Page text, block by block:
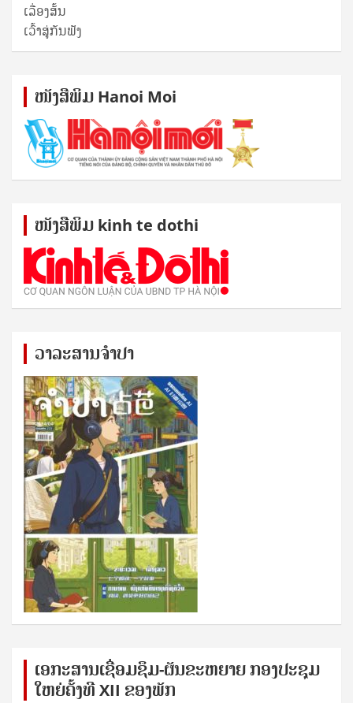
ເລື່ອງສັ້ນ
ເວົ້າສູ່ກັນຟັງ
ໜັງ​ສື​ພິມ Hanoi Moi
ໜັງ​ສື​ພິມ kinh te dothi
ວາລະສານຈຳປາ
ເອກ​ະ​ສານ​ເຊ​ື່ອມ​ຊ​ຶມ-ຜັນ​ຂະ​ຫ​ຍາຍ ກອງ​ປະ​ຊຸມ​
ໃຫຍ່​ຄັ້ງ​ທີ XII ຂອງ​ພັກ